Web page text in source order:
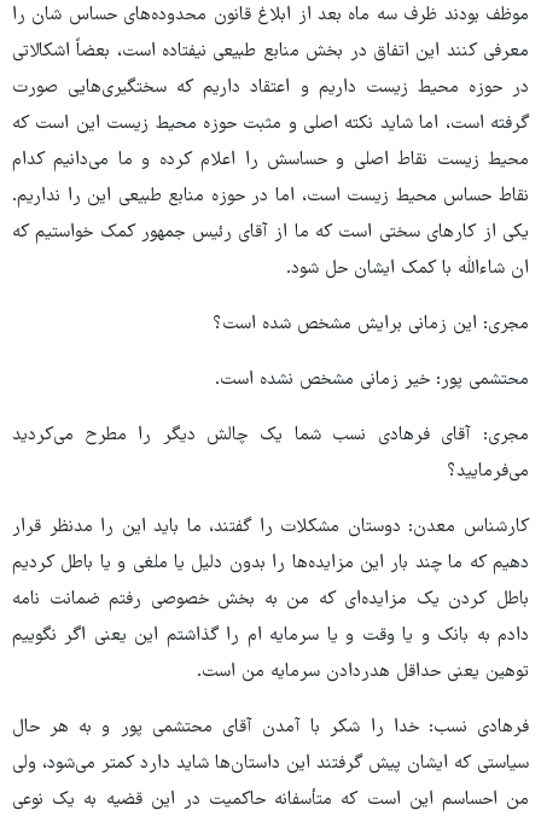
موظف بودند ظرف سه ماه بعد از ابلاغ قانون محدوده‌های حساس شان را
معرفی کنند این اتفاق در بخش منابع طبیعی نیفتاده است، بعضاً اشکالاتی
در حوزه محیط زیست داریم و اعتقاد داریم که سختگیری‌هایی صورت
گرفته است، اما شاید نکته اصلی و مثبت حوزه محیط زیست این است که
محیط زیست نقاط اصلی و حساسش را اعلام کرده و ما می‌دانیم کدام
نقاط حساس محیط زیست است، اما در حوزه منابع طبیعی این را نداریم.
یکی از کارهای سختی است که ما از آقای رئیس جمهور کمک خواستیم که
ان شاءالله با کمک ایشان حل شود.
مجری: این زمانی برایش مشخص شده است؟
محتشمی پور: خیر زمانی مشخص نشده است.
مجری: آقای فرهادی نسب شما یک چالش دیگر را مطرح می‌کردید
می‌فرمایید؟
کارشناس معدن: دوستان مشکلات را گفتند، ما باید این را مدنظر قرار
دهیم که ما چند بار این مزایده‌ها را بدون دلیل یا ملغی و یا باطل کردیم
باطل کردن یک مزایده‌ای که من به بخش خصوصی رفتم ضمانت نامه
دادم به بانک و یا وقت و یا سرمایه ام را گذاشتم این یعنی اگر نگوییم
توهین یعنی حداقل هدردادن سرمایه من است.
فرهادی نسب: خدا را شکر با آمدن آقای محتشمی پور و به هر حال
سیاستی که ایشان پیش گرفتند این داستان‌ها شاید دارد کمتر می‌شود، ولی
من احساسم این است که متأسفانه حاکمیت در این قضیه به یک نوعی